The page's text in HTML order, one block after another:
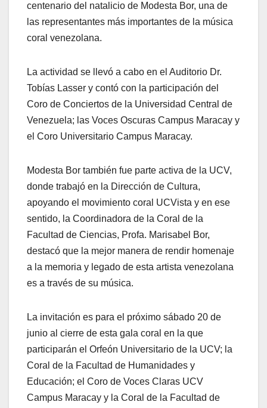
centenario del natalicio de Modesta Bor, una de
las representantes más importantes de la música
coral venezolana.
La actividad se llevó a cabo en el Auditorio Dr.
Tobías Lasser y contó con la participación del
Coro de Conciertos de la Universidad Central de
Venezuela; las Voces Oscuras Campus Maracay y
el Coro Universitario Campus Maracay.
Modesta Bor también fue parte activa de la UCV,
donde trabajó en la Dirección de Cultura,
apoyando el movimiento coral UCVista y en ese
sentido, la Coordinadora de la Coral de la
Facultad de Ciencias, Profa. Marisabel Bor,
destacó que la mejor manera de rendir homenaje
a la memoria y legado de esta artista venezolana
es a través de su música.
La invitación es para el próximo sábado 20 de
junio al cierre de esta gala coral en la que
participarán el Orfeón Universitario de la UCV; la
Coral de la Facultad de Humanidades y
Educación; el Coro de Voces Claras UCV
Campus Maracay y la Coral de la Facultad de